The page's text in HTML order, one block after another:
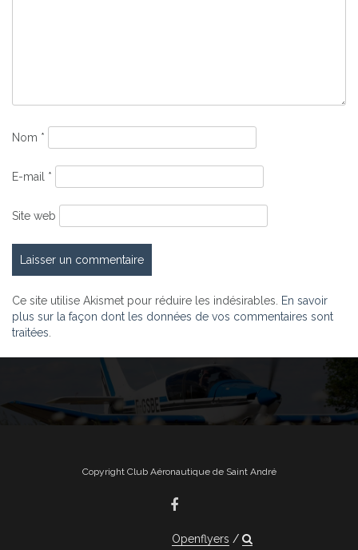
Nom *
E-mail *
Site web
Ce site utilise Akismet pour réduire les indésirables. En savoir
plus sur la façon dont les données de vos commentaires sont
traitées
Copyright Club Aéronautique de Saint André
Openflyers